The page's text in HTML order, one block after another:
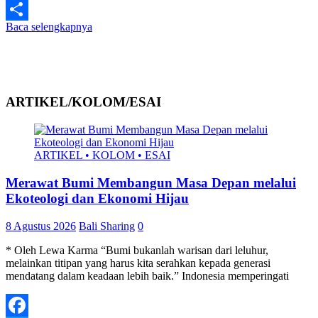
Line
Share
Baca selengkapnya
ARTIKEL/KOLOM/ESAI
ARTIKEL • KOLOM • ESAI
Merawat Bumi Membangun Masa Depan melalui
Ekoteologi dan Ekonomi Hijau
8 Agustus 2026 Bali Sharing 0
* Oleh Lewa Karma “Bumi bukanlah warisan dari leluhur,
melainkan titipan yang harus kita serahkan kepada generasi
mendatang dalam keadaan lebih baik.” Indonesia memperingati